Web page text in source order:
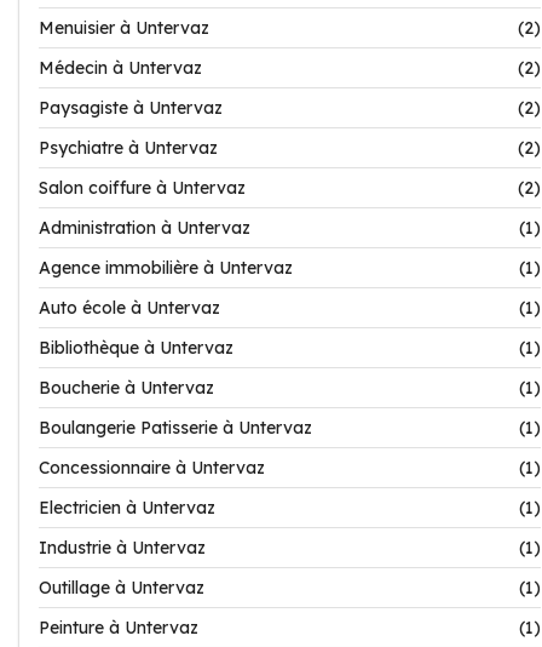
Menuisier à Untervaz
(2)
Médecin à Untervaz
(2)
Paysagiste à Untervaz
(2)
Psychiatre à Untervaz
(2)
Salon coiffure à Untervaz
(2)
Administration à Untervaz
(1)
Agence immobilière à Untervaz
(1)
Auto école à Untervaz
(1)
Bibliothèque à Untervaz
(1)
Boucherie à Untervaz
(1)
Boulangerie Patisserie à Untervaz
(1)
Concessionnaire à Untervaz
(1)
Electricien à Untervaz
(1)
Industrie à Untervaz
(1)
Outillage à Untervaz
(1)
Peinture à Untervaz
(1)